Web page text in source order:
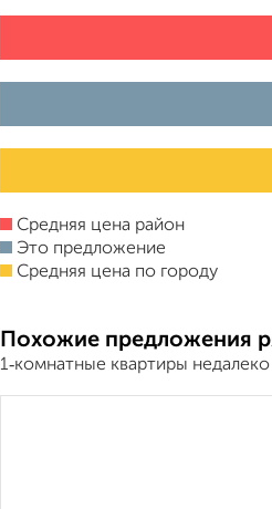
Средняя цена район
Это предложение
Средняя цена по городу
Похожие предложения
1‑комнатные квартиры